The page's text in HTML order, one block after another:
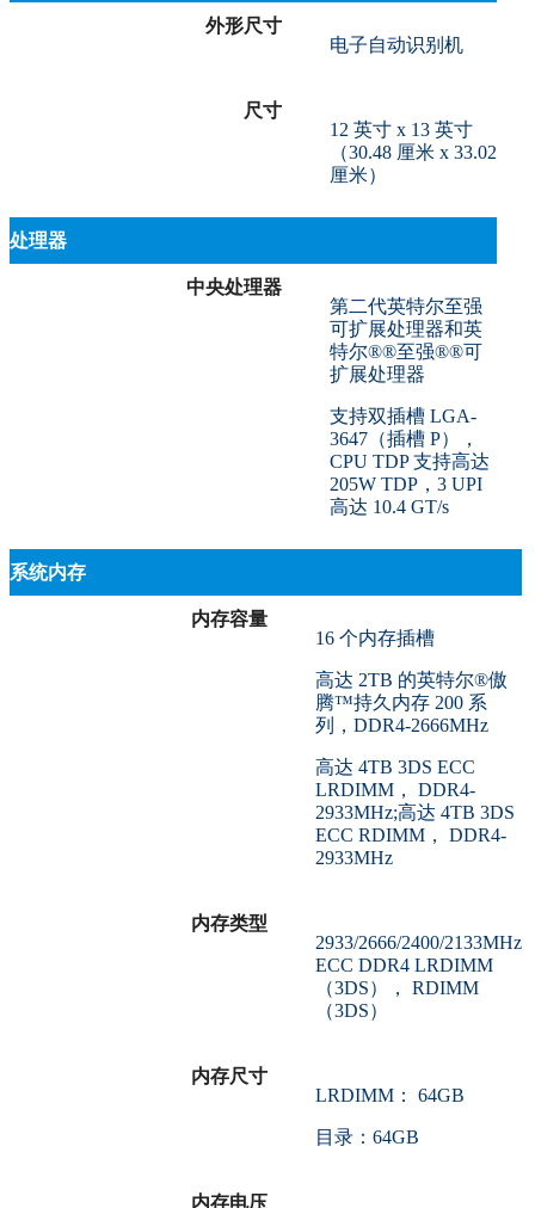
外形尺寸
电子自动识别机
尺寸
12 英寸 x 13 英寸
（30.48 厘米 x 33.02
厘米）
处理器
中央处理器
第二代英特尔至强
可扩展处理器和英
特尔®®至强®®可
扩展处理器
支持双插槽 LGA-
3647（插槽 P），
CPU TDP 支持高达
205W TDP，3 UPI
高达 10.4 GT/s
系统内存
内存容量
16 个内存插槽
高达 2TB 的英特尔®傲
腾™持久内存 200 系
列，DDR4-2666MHz
高达 4TB 3DS ECC
LRDIMM， DDR4-
2933MHz;高达 4TB 3DS
ECC RDIMM， DDR4-
2933MHz
内存类型
2933/2666/2400/2133MHz
ECC DDR4 LRDIMM
（3DS）， RDIMM
（3DS）
内存尺寸
LRDIMM： 64GB
目录：64GB
内存电压